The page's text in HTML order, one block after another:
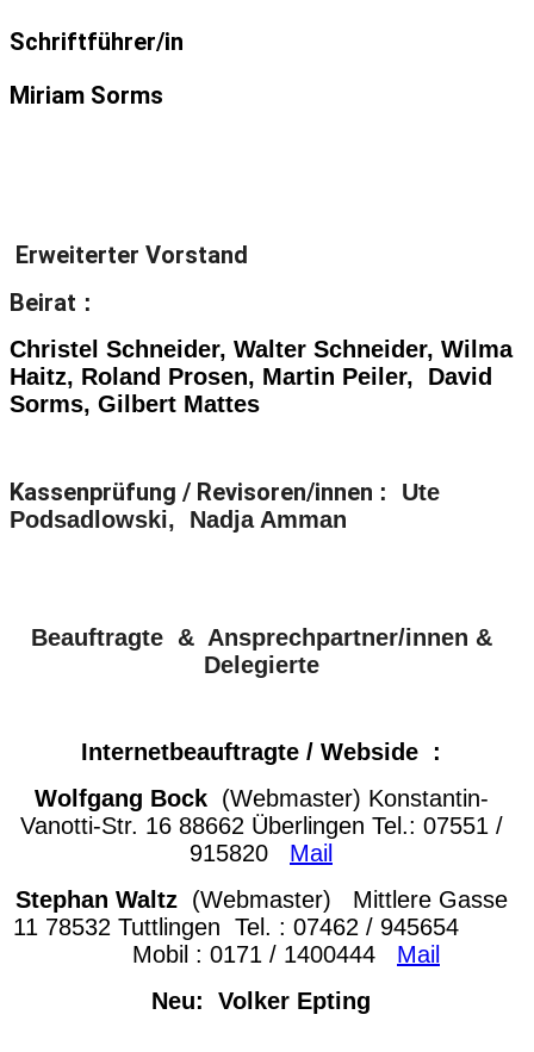
Schriftführer/in
Miriam Sorms
Erweiterter Vorstand
Beirat :
Christel Schneider, Walter Schneider, Wilma
Haitz, Roland Prosen, Martin Peiler, David
Sorms, Gilbert Mattes
Kassenprüfung / Revisoren/innen : Ute
Podsadlowski, Nadja Amman
Beauftragte & Ansprechpartner/innen &
Delegierte
Internetbeauftragte / Webside :
Wolfgang Bock (Webmaster) Konstantin-
Vanotti-Str. 16 88662 Überlingen Tel.: 07551 /
915820 Mail
Stephan Waltz(Webmaster) Mittlere Gasse
11 78532 Tuttlingen Tel. : 07462 / 945654
Mobil : 0171 / 1400444 Mail
Neu: Volker Epting